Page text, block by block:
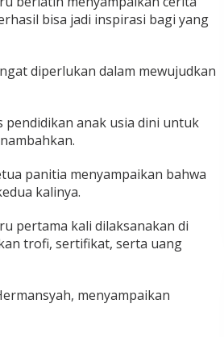
bisa jadi inspirasi bagi yang
diperlukan dalam mewujudkan
anak usia dini untuk
panitia menyampaikan bahwa
kalinya.
pertama kali dilaksanakan di
trofi, sertifikat, serta uang
menyampaikan